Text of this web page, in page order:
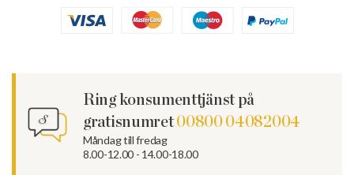
Ring konsumenttjänst på
gratisnumret 00800 04082004
Måndag till fredag
8.00-12.00 - 14.00-18.00